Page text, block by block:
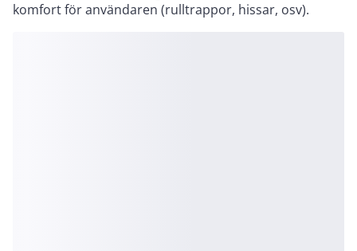
komfort för användaren (rulltrappor, hissar, osv).